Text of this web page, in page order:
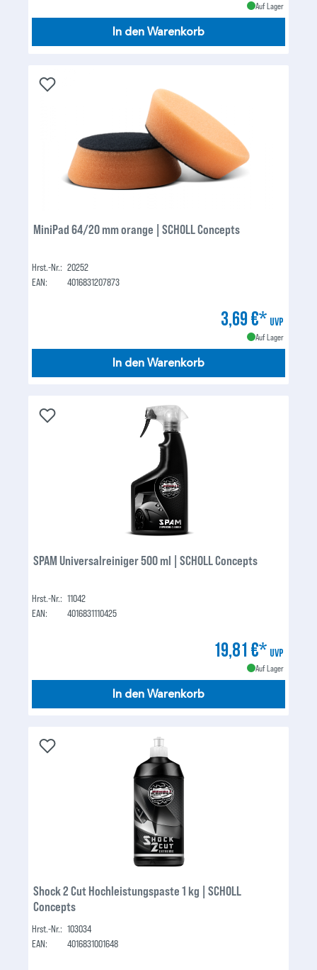
Auf Lager
In den Warenkorb
MiniPad 64/20 mm orange | SCHOLL Concepts
Hrst.-Nr.: 20252
EAN:
4016831207873
3,69 €* UVP
Auf Lager
In den Warenkorb
SPAM Universalreiniger 500 ml | SCHOLL Concepts
Hrst.-Nr.: 11042
EAN:
4016831110425
19,81 €* UVP
Auf Lager
In den Warenkorb
Shock 2 Cut Hochleistungspaste 1 kg | SCHOLL
Concepts
Hrst.-Nr.: 103034
EAN:
4016831001648